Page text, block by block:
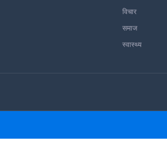
विचार
समाज
स्वास्थ्य